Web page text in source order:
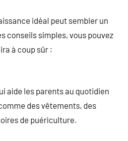
idéal peut sembler un
conseils simples, vous pouvez
à coup sûr :
aide les parents au quotidien
des vêtements, des
de puériculture.